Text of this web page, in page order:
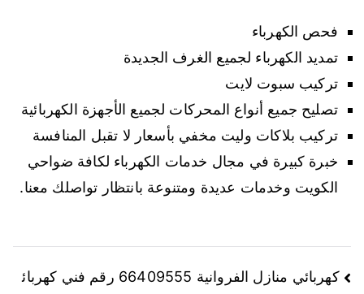
فحص الكهرباء
تمديد الكهرباء لجميع الغرف الجديدة
تركيب سبوت لايت
تصليح جميع أنواع المحركات لجميع الأجهزة الكهربائية
تركيب بلاكات وليت مخفي بأسعار لا تقبل المنافسة
خبرة كبيرة في مجال خدمات الكهرباء لكافة ضواحي
الكويت وخدمات عديدة ومتنوعة بانتظار تواصلك معنا.
كهربائي منازل الفروانية 66409555 رقم فني كهربائ